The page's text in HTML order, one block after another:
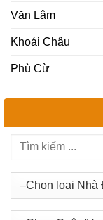
Văn Lâm
Khoái Châu
Phù Cừ